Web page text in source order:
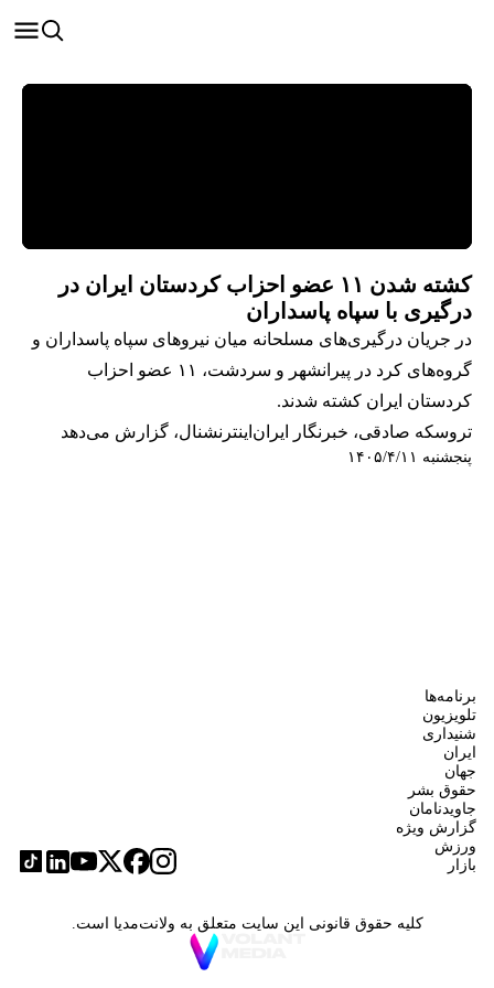
کشته شدن ۱۱ عضو احزاب کردستان ایران در
درگیری با سپاه پاسداران
در جریان درگیری‌های مسلحانه میان نیروهای سپاه پاسداران و
گروه‌های کرد در پیرانشهر و سردشت، ۱۱ عضو احزاب
کردستان ایران کشته شدند.
تروسکه صادقی، خبرنگار ایران‌اینترنشنال، گزارش می‌دهد
پنجشنبه ۱۴۰۵/۴/۱۱
برنامه‌ها
تلویزیون
شنیداری
ایران
جهان
حقوق بشر
جاویدنامان
گزارش ویژه
ورزش
بازار
کلیه حقوق قانونی این سایت متعلق به ولانت‌مدیا است.